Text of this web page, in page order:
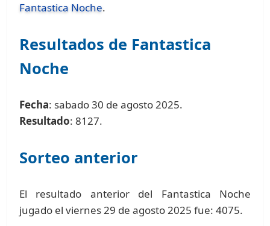
Fantastica Noche.
Resultados de Fantastica
Noche
Fecha: sabado 30 de agosto 2025.
Resultado: 8127.
Sorteo anterior
El resultado anterior del Fantastica Noche
jugado el viernes 29 de agosto 2025 fue: 4075.